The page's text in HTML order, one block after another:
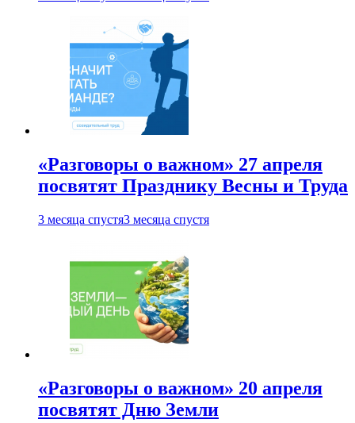
«Разговоры о важном» 27 апреля
посвятят Празднику Весны и Труда
3 месяца спустя3 месяца спустя
«Разговоры о важном» 20 апреля
посвятят Дню Земли